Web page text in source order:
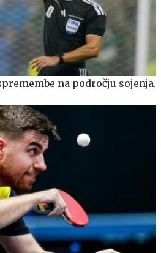
na področju sojenja.